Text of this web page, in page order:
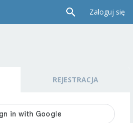
Zaloguj się
REJESTRACJA